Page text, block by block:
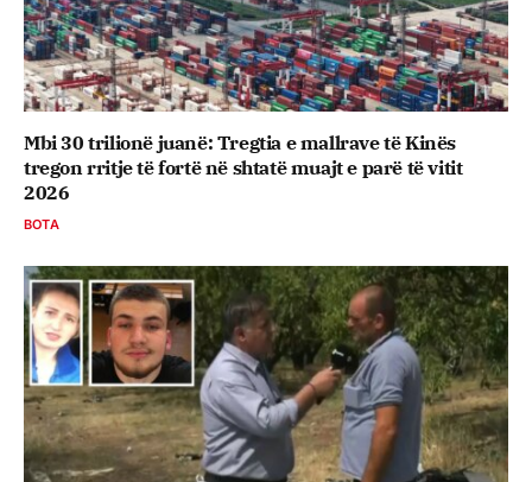
Mbi 30 trilionë juanë: Tregtia e mallrave të Kinës
tregon rritje të fortë në shtatë muajt e parë të vitit
2026
BOTA